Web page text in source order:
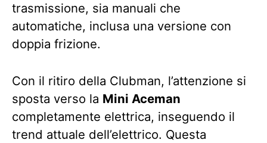
trasmissione, sia manuali che
automatiche, inclusa una versione con
doppia frizione.
Con il ritiro della Clubman, l’attenzione si
sposta verso la Mini Aceman
completamente elettrica, inseguendo il
trend attuale dell’elettrico. Questa